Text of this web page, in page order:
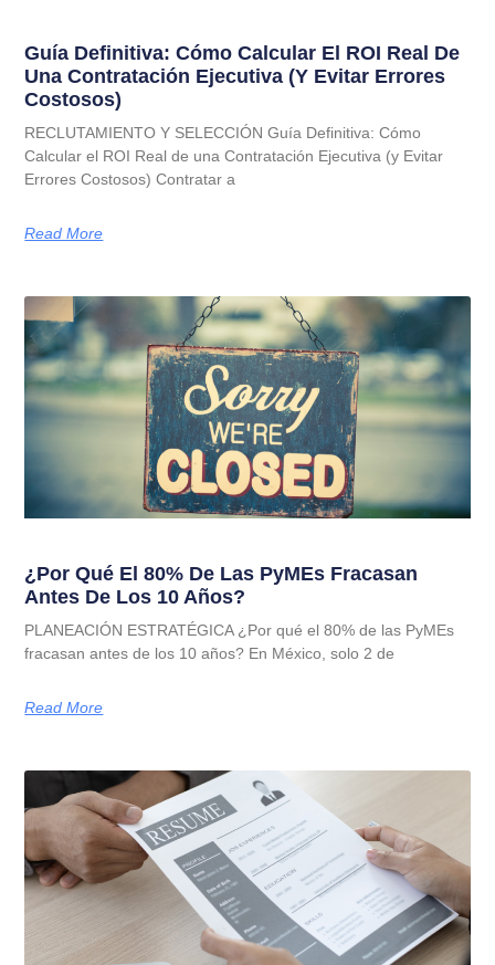
Guía Definitiva: Cómo Calcular El ROI Real De
Una Contratación Ejecutiva (y Evitar Errores
Costosos)
RECLUTAMIENTO Y SELECCIÓN Guía Definitiva: Cómo
Calcular el ROI Real de una Contratación Ejecutiva (y Evitar
Errores Costosos) Contratar a
Read More
¿Por Qué El 80% De Las PyMEs Fracasan
Antes De Los 10 Años?
PLANEACIÓN ESTRATÉGICA ¿Por qué el 80% de las PyMEs
fracasan antes de los 10 años? En México, solo 2 de
Read More